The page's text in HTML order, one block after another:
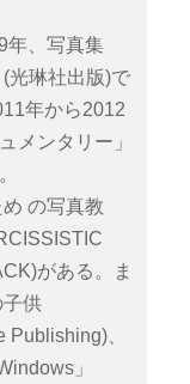
年、写真集
光琳社出版)で
年から2012
メンタリー」
の写真教
がある。ま
供
Publishing)、
」